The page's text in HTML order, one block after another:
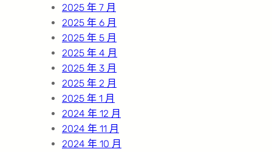
2025 年 7 月
2025 年 6 月
2025 年 5 月
2025 年 4 月
2025 年 3 月
2025 年 2 月
2025 年 1 月
2024 年 12 月
2024 年 11 月
2024 年 10 月